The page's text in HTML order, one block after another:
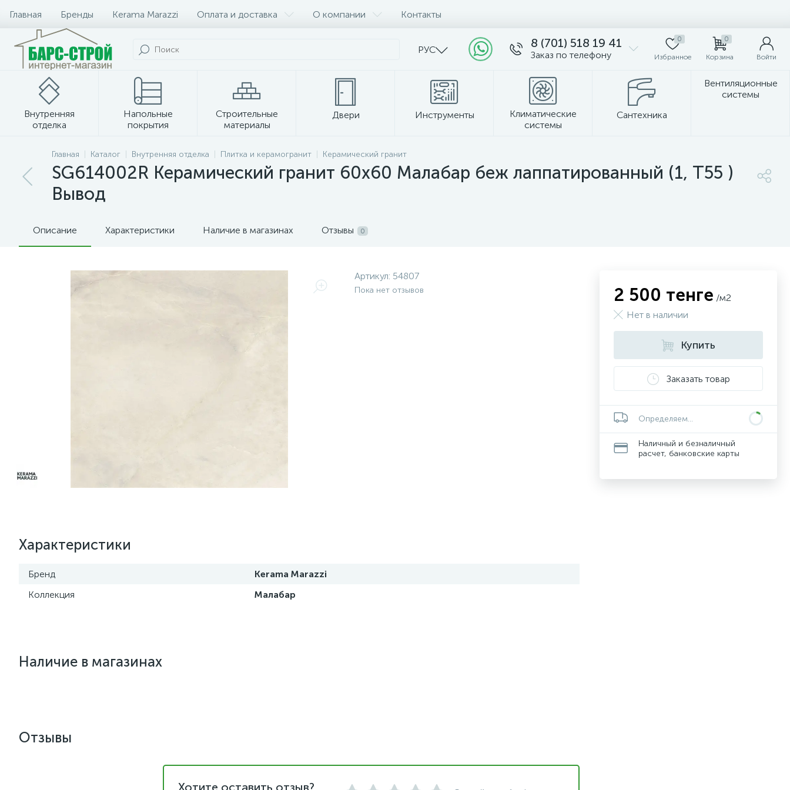
Главная Бренды Kerama Marazzi Оплата и доставка О компании Контакты
РУС 8 (701) 518 19 41
Заказ по телефону
0
Избранное
0
Корзина Войти
Внутренняя
отделка
Напольные
покрытия
Строительные
материалы
Двери Инструменты
Климатические
системы
Сантехника
Вентиляционные
системы
Плитка и керамогранит
Главная Каталог Внутренняя отделка Плитка и керамогранит Керамический гранит
SG614002R Керамический гранит 60х60 Малабар беж лаппатированный (1, Т55 )
Вывод
Описание Характеристики Наличие в магазинах Отзывы 0
Артикул: 54807
Пока нет отзывов
Характеристики
Бренд
Kerama Marazzi
Коллекция
Малабар
Наличие в магазинах
2 500 тенге /м2
Нет в наличии
Купить
Заказать товар
Определяем...
Наличный и безналичный
расчет, банковские карты
Отзывы
Хотите оставить отзыв?